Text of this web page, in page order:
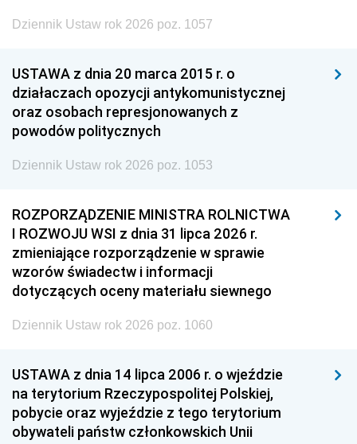
Dziennik Ustaw rok 2026 poz. 1057
USTAWA z dnia 20 marca 2015 r. o
działaczach opozycji antykomunistycznej
oraz osobach represjonowanych z
powodów politycznych
Dziennik Ustaw rok 2026 poz. 1053
ROZPORZĄDZENIE MINISTRA ROLNICTWA
I ROZWOJU WSI z dnia 31 lipca 2026 r.
zmieniające rozporządzenie w sprawie
wzorów świadectw i informacji
dotyczących oceny materiału siewnego
Dziennik Ustaw rok 2026 poz. 1060
USTAWA z dnia 14 lipca 2006 r. o wjeździe
na terytorium Rzeczypospolitej Polskiej,
pobycie oraz wyjeździe z tego terytorium
obywateli państw członkowskich Unii